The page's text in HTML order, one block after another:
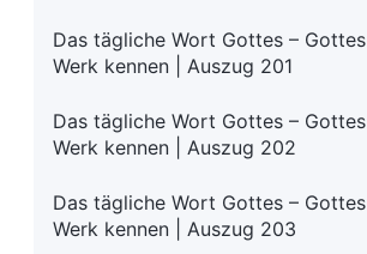
Das tägliche Wort Gottes – Gottes
Werk kennen | Auszug 201
Das tägliche Wort Gottes – Gottes
Werk kennen | Auszug 202
Das tägliche Wort Gottes – Gottes
Werk kennen | Auszug 203